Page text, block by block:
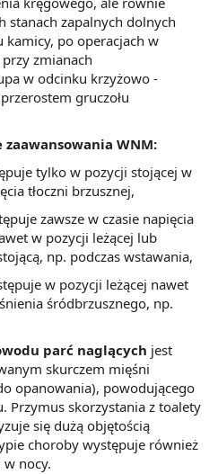
stanach zapalnych dolnych
po operacjach w
zmianach
w odcinku krzyżowo -
gruczołu
WNM:
tylko w pozycji stojącej w
tłoczni brzusznej,
zawsze w czasie napięcia
w pozycji leżącej lub
np. podczas wstawania,
w pozycji leżącej nawet
śródbrzusznego, np.
parć naglących jest
skurczem mięśni
opanowania), powodującego
Przymus skorzystania z toalety
się dużą objętością
choroby występuje również
nocy.